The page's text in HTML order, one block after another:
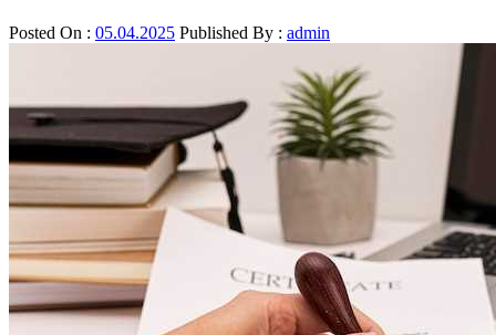
Posted On : 05.04.2025 Published By : admin